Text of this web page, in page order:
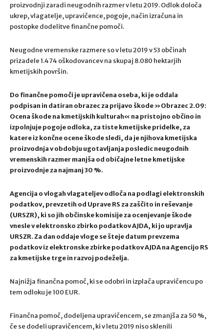
proizvodnji zaradi neugodnih razmer v letu 2019. Odlok določa
ukrep, vlagatelje, upravičence, pogoje, način izračuna in
postopke dodelitve finančne pomoči.
Neugodne vremenske razmere so v letu 2019 v 53 občinah
prizadele 1.474 oškodovancev na skupaj 8.080 hektarjih
kmetijskih površin.
Do finančne pomoči je upravičena oseba, ki je oddala
podpisan in datiran obrazec za prijavo škode »Obrazec 2.09:
Ocena škode na kmetijskih kulturah« na pristojno občino in
izpolnjuje pogoje odloka, za tiste kmetijske pridelke, za
katere iz končne ocene škode sledi, da je njihova kmetijska
proizvodnja v obdobju ugotavljanja posledic neugodnih
vremenskih razmer manjša od običajne letne kmetijske
proizvodnje za najmanj 30 %.
Agencija o vlogah vlagateljev odloča na podlagi elektronskih
podatkov, prevzetih od Uprave RS za zaščito in reševanje
(URSZR), ki so jih občinske komisije za ocenjevanje škode
vnesle v elektronsko zbirko podatkov AJDA, ki jo upravlja
URSZR. Za dan oddaje vloge se šteje datum prevzema
podatkov iz elektronske zbirke podatkov AJDA na Agencijo RS
za kmetijske trge in razvoj podeželja.
Najnižja finančna pomoč, ki se odobri in izplača upravičencu po
tem odloku je 100 EUR.
Finančna pomoč, dodeljena upravičencem, se zmanjša za 50 %,
če se dodeli upravičencem, ki v letu 2019 niso sklenili